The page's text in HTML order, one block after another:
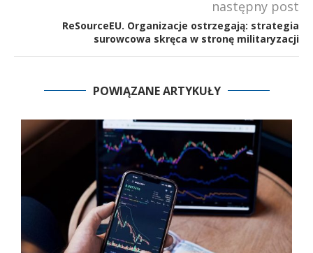
następny post
ReSourceEU. Organizacje ostrzegają: strategia
surowcowa skręca w stronę militaryzacji
POWIĄZANE ARTYKUŁY